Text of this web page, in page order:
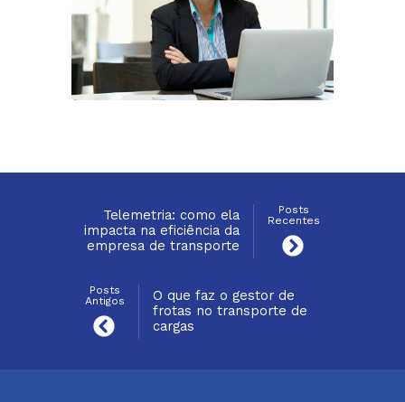
Telemetria: como ela
impacta na eficiência da
empresa de transporte
Posts
Recentes
Posts
Antigos
O que faz o gestor de
frotas no transporte de
cargas